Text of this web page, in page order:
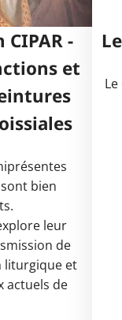
-
et
bien
leur
de
liturgique et
actuels de